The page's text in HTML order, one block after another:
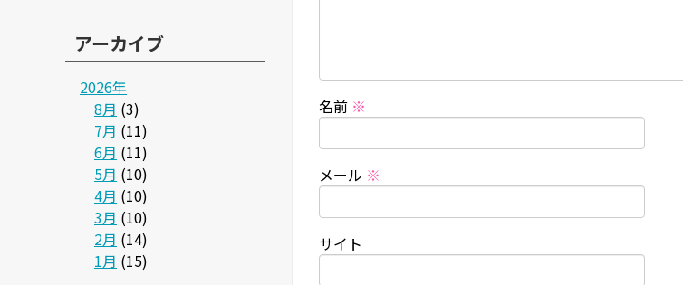
名前 ※
メール ※
サイト
アーカイブ
2026年
8月 (3)
7月 (11)
6月 (11)
5月 (10)
4月 (10)
3月 (10)
2月 (14)
1月 (15)